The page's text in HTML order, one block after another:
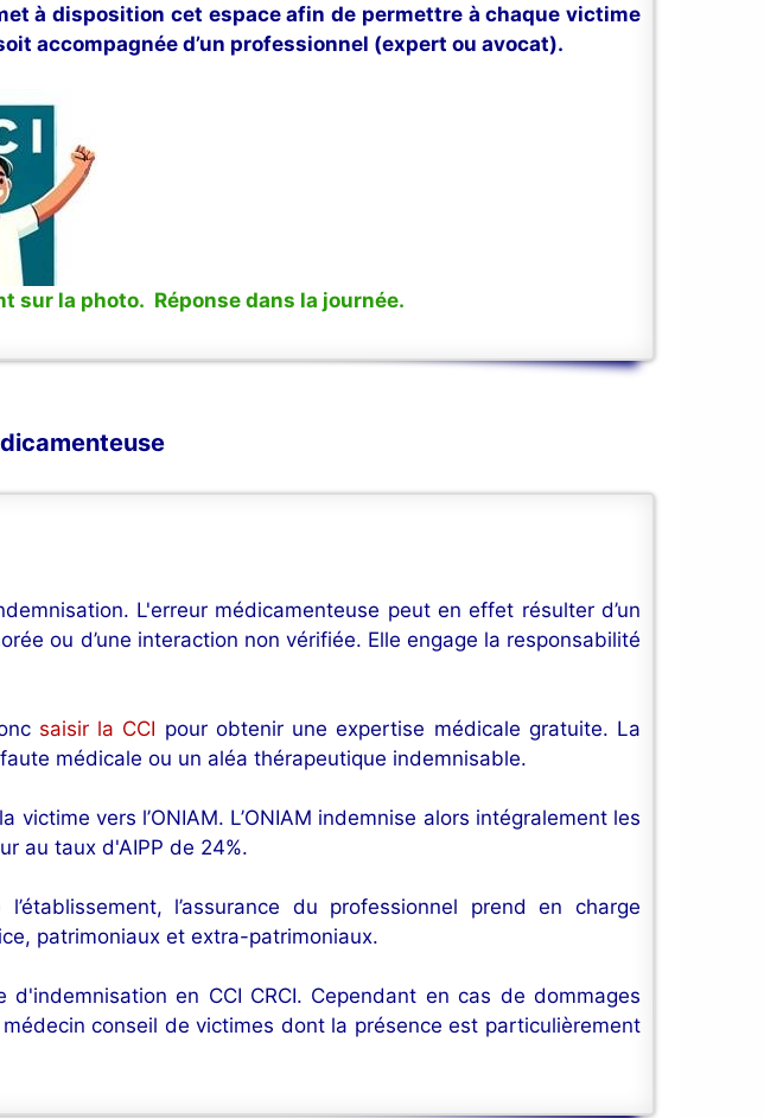
à disposition cet espace afin de permettre à chaque victime
accompagnée d’un professionnel (expert ou avocat).
sur la photo. Réponse dans la journée.
L'erreur médicamenteuse peut en effet résulter d’un
ou d’une interaction non vérifiée. Elle engage la responsabilité
saisir la CCI pour obtenir une expertise médicale gratuite. La
médicale ou un aléa thérapeutique indemnisable.
victime vers l’ONIAM. L’ONIAM indemnise alors intégralement les
au taux d'AIPP de 24%.
l’assurance du professionnel prend en charge
patrimoniaux et extra-patrimoniaux.
en CCI CRCI. Cependant en cas de dommages
conseil de victimes dont la présence est particulièrement